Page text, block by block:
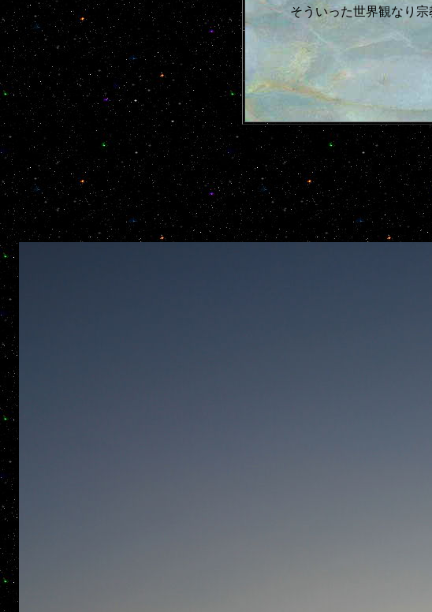
そういった世界観なり